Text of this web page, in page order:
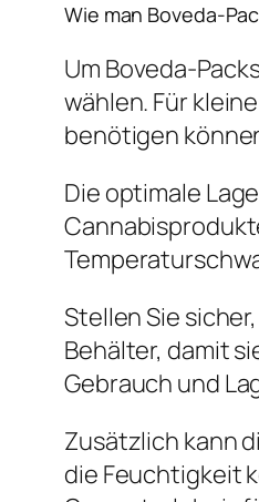
Wie man Boveda-
Um Boveda-
wählen. Für
benötigen
Die optimale
Stellen Sie
Behälter, damit
Gebrauch und
Zusätzlich kann
die Feuchtigkeit